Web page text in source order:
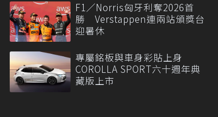
F1／Norris匈牙利奪2026首
勝 Verstappen連兩站頒獎台
迎暑休
專屬銘板與車身彩貼上身
COROLLA SPORT六十週年典
藏版上市